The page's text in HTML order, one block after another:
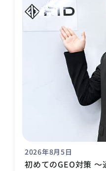
2026年8月5日
初めてのGEO対策